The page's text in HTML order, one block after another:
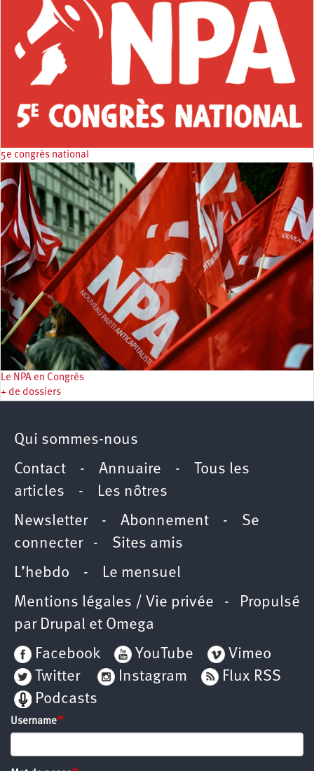
5e congrès national
Le NPA en Congrès
+ de dossiers
Qui sommes-nous
Contact - Annuaire -
Tous les
articles - Les nôtres
Newsletter- Abonnement - Se
connecter- Sites amis
L’hebdo - Le mensuel
Mentions légales / Vie privée - Propulsé
par Drupal et Omega
Facebook
YouTube
Vimeo
Twitter
Instagram
Flux RSS
Podcasts
Username